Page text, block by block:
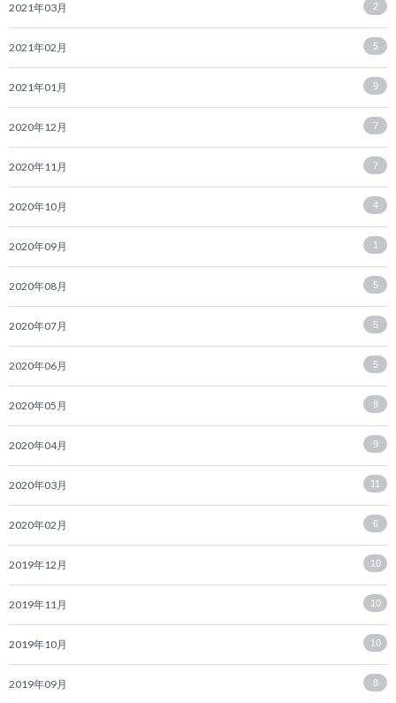
2021年03月 2
2021年02月 5
2021年01月 9
2020年12月 7
2020年11月 7
2020年10月 4
2020年09月 1
2020年08月 5
2020年07月 5
2020年06月 5
2020年05月 8
2020年04月 9
2020年03月 11
2020年02月 6
2019年12月 10
2019年11月 10
2019年10月 10
2019年09月 8